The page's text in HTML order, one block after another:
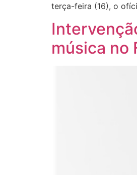
terça-feira (16), o
música no